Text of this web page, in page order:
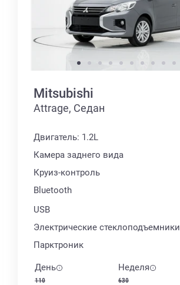
Mitsubishi
Attrage, Седан
Двигатель: 1.2L
Камера заднего вида
Круиз-контроль
Bluetooth
USB
Электрические стеклоподъемники
Парктроник
День
110
Неделя
630